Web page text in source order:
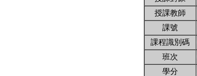
授課教師
課號
課程識別碼
班次
學分